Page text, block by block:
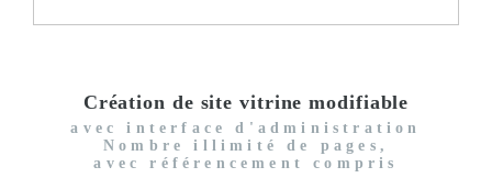
Création de site vitrine modifiable
avec interface d'administration
Nombre illimité de pages,
avec référencement compris